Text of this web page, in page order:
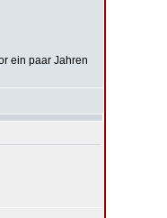
ein paar Jahren